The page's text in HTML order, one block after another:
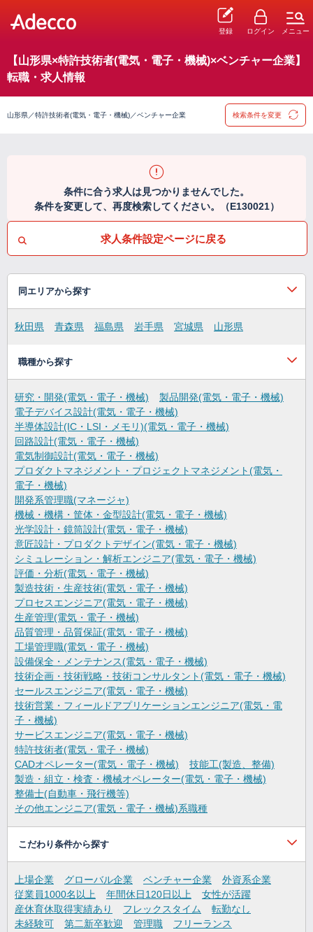
登録 ログイン メニュー
【山形県×特許技術者(電気・電子・機械)×ベンチャー企業】
転職・求人情報
山形県／特許技術者(電気・電子・機械)／ベンチャー企業 検索条件を変更
条件に合う求人は見つかりませんでした。
条件を変更して、再度検索してください。（E130021）
求人条件設定ページに戻る
同エリアから探す
秋田県 青森県 福島県 岩手県 宮城県 山形県
職種から探す
研究・開発(電気・電子・機械)
製品開発(電気・電子・機械)
電子デバイス設計(電気・電子・機械)
半導体設計(IC・LSI・メモリ)(電気・電子・機械)
回路設計(電気・電子・機械)
電気制御設計(電気・電子・機械)
プロダクトマネジメント・プロジェクトマネジメント(電気・
電子・機械)
開発系管理職(マネージャ)
機械・機構・筐体・金型設計(電気・電子・機械)
光学設計・鏡筒設計(電気・電子・機械)
意匠設計・プロダクトデザイン(電気・電子・機械)
シミュレーション・解析エンジニア(電気・電子・機械)
評価・分析(電気・電子・機械)
製造技術・生産技術(電気・電子・機械)
プロセスエンジニア(電気・電子・機械)
生産管理(電気・電子・機械)
品質管理・品質保証(電気・電子・機械)
工場管理職(電気・電子・機械)
設備保全・メンテナンス(電気・電子・機械)
技術企画・技術戦略・技術コンサルタント(電気・電子・機械)
セールスエンジニア(電気・電子・機械)
技術営業・フィールドアプリケーションエンジニア(電気・電
子・機械)
サービスエンジニア(電気・電子・機械)
特許技術者(電気・電子・機械)
CADオペレーター(電気・電子・機械)
技能工(製造、整備)
製造・組立・検査・機械オペレーター(電気・電子・機械)
整備士(自動車・飛行機等)
その他エンジニア(電気・電子・機械)系職種
こだわり条件から探す
上場企業 グローバル企業 ベンチャー企業
外資系企業
従業員1000名以上
年間休日120日以上
女性が活躍
産休育休取得実績あり
フレックスタイム
転勤なし
未経験可
第二新卒歓迎 管理職
フリーランス